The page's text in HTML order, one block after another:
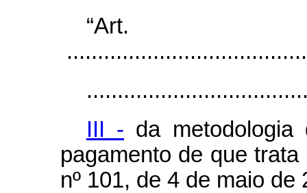
III - da
pagamento de que
nº 101, de 4 de maio de